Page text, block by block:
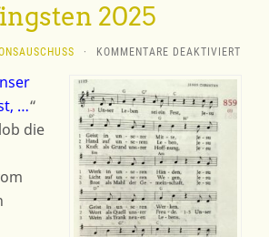
2025
· KOMMENTARE DEAKTIVIERT
…“
die